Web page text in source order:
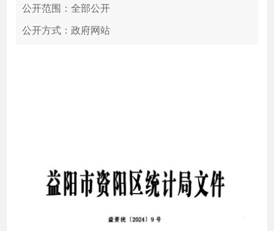
公开范围：全部公开
公开方式：政府网站